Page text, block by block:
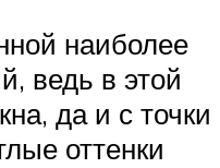
наиболее
ведь в этой
да и с точки
оттенки